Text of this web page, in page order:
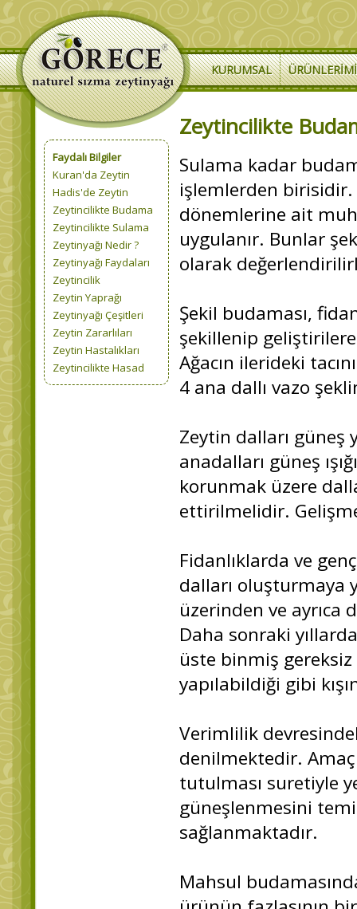
KURUMSAL
Faydalı Bilgiler
Kuran'da Zeytin
Hadis'de Zeytin
Zeytincilikte Budama
Zeytincilikte Sulama
Zeytinyağı Nedir ?
Zeytinyağı Faydaları
Zeytincilik
Zeytin Yaprağı
Zeytinyağı Çeşitleri
Zeytin Zararlıları
Zeytin Hastalıkları
Zeytincilikte Hasad
Zeytincilikte
Sulama kadar
işlemlerden birisidir.
dönemlerine ait
uygulanır. Bunlar
olarak
Şekil budaması,
şekillenip
Ağacın ilerideki
4 ana dallı vazo
Zeytin dalları güneş
anadalları güneş
korunmak üzere
ettirilmelidir.
Fidanlıklarda ve
dalları oluşturmaya
üzerinden ve
Daha sonraki
üste binmiş
yapılabildiği gibi
Verimlilik
denilmektedir. Amaç
tutulması suretiyle
güneşlenmesini
sağlanmaktadır.
Mahsul